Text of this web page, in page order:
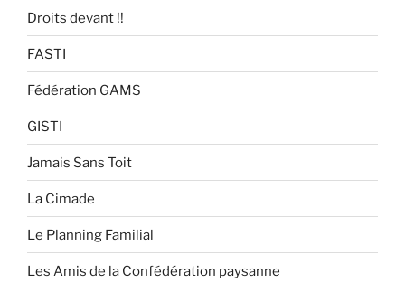
Droits devant !!
FASTI
Fédération GAMS
GISTI
Jamais Sans Toit
La Cimade
Le Planning Familial
Les Amis de la Confédération paysanne